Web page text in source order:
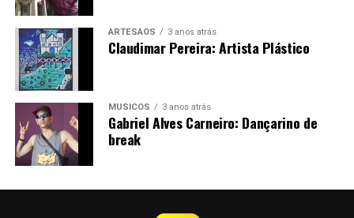
ARTESÃOS 3 anos atrás
Claudimar Pereira: Artista Plástico
MÚSICOS 3 anos atrás
Gabriel Alves Carneiro: Dançarino de
break